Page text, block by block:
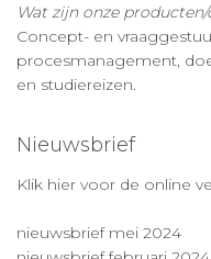
Wat zijn onze
Concept- en
procesmanagement,
en studiereizen.
Nieuwsbrief
Klik hier voor de online
nieuwsbrief mei 2024